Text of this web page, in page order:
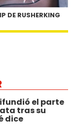
DE RUSHERKING
el parte
tras su
dice